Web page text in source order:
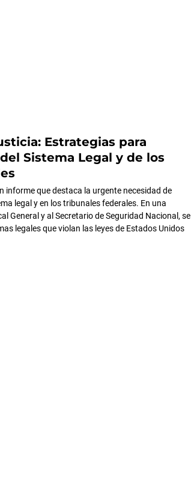
Estrategias para
Sistema Legal y de los
informe que destaca la urgente necesidad de
legal y en los tribunales federales. En una
General y al Secretario de Seguridad Nacional, se
legales que violan las leyes de Estados Unidos